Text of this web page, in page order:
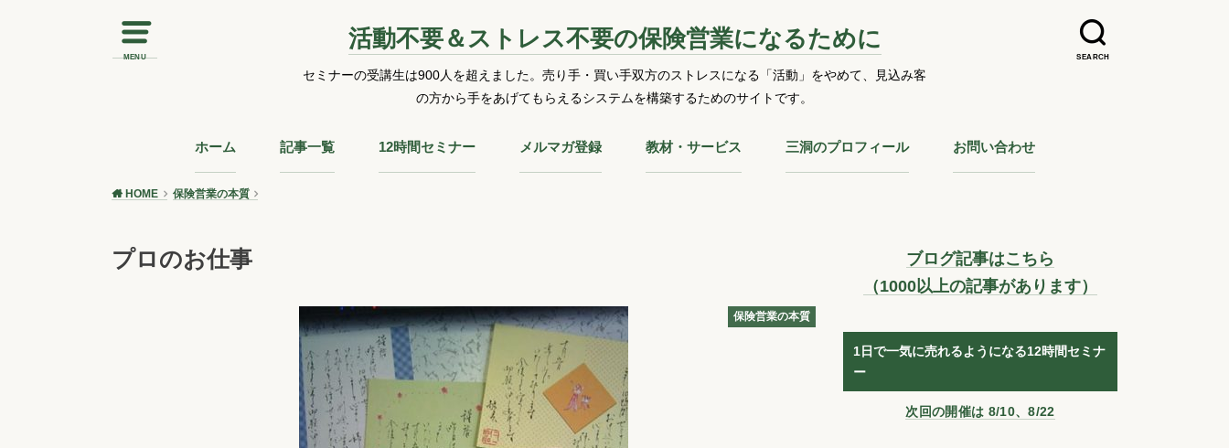
MENU SEARCH
活動不要＆ストレス不要の保険営業になるために
セミナーの受講生は900人を超えました。売り手・買い手双方のストレスになる「活動」をやめて、見込み客
の方から手をあげてもらえるシステムを構築するためのサイトです。
ホーム 記事一覧 12時間セミナー メルマガ登録 教材・サービス 三洞のプロフィール お問い合わせ
HOME 保険営業の本質
プロのお仕事
保険営業の本質
ブログ記事はこちら
（1000以上の記事があります）
1日で一気に売れるようになる12時間セミナ
ー
次回の開催は 8/10、8/22